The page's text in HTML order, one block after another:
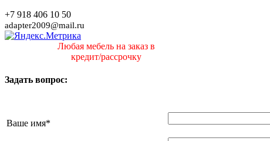
+7 918 406 10 50
adapter2009@mail.ru
Любая мебель на заказ в
кредит/рассрочку
Задать вопрос:
Ваше имя*